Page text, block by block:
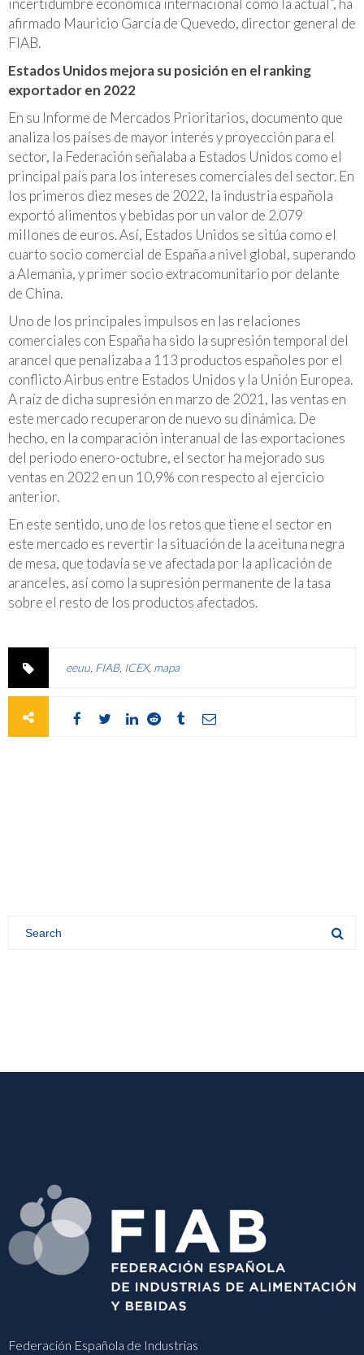
incertidumbre económica internacional como la actual”, ha
afirmado Mauricio García de Quevedo, director general de
FIAB.
Estados Unidos mejora su posición en el ranking
exportador en 2022
En su Informe de Mercados Prioritarios, documento que
analiza los países de mayor interés y proyección para el
sector, la Federación señalaba a Estados Unidos como el
principal país para los intereses comerciales del sector. En
los primeros diez meses de 2022, la industria española
exportó alimentos y bebidas por un valor de 2.079
millones de euros. Así, Estados Unidos se sitúa como el
cuarto socio comercial de España a nivel global, superando
a Alemania, y primer socio extracomunitario por delante
de China.
Uno de los principales impulsos en las relaciones
comerciales con España ha sido la supresión temporal del
arancel que penalizaba a 113 productos españoles por el
conflicto Airbus entre Estados Unidos y la Unión Europea.
A raíz de dicha supresión en marzo de 2021, las ventas en
este mercado recuperaron de nuevo su dinámica. De
hecho, en la comparación interanual de las exportaciones
del periodo enero-octubre, el sector ha mejorado sus
ventas en 2022 en un 10,9% con respecto al ejercicio
anterior.
En este sentido, uno de los retos que tiene el sector en
este mercado es revertir la situación de la aceituna negra
de mesa, que todavía se ve afectada por la aplicación de
aranceles, así como la supresión permanente de la tasa
sobre el resto de los productos afectados.
eeuu FIAB, ICEX, mapa
Federación Española de Industrias